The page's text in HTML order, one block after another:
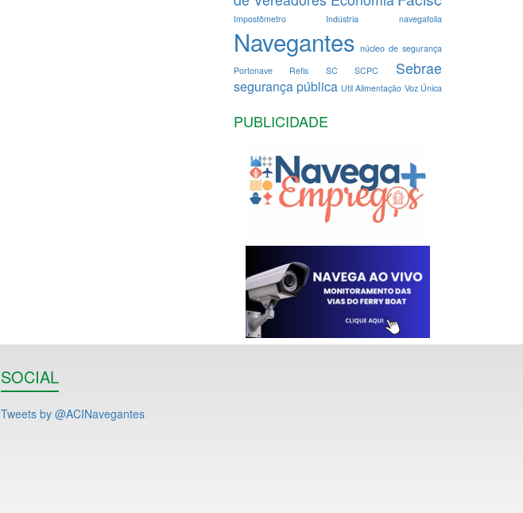
Impostômetro Indústria navegafolia
Navegantes núcleo de segurança
Portonave
Refis SC SCPC Sebrae
segurança pública Util Alimentação Voz Única
PUBLICIDADE
SOCIAL
Tweets by @ACINavegantes